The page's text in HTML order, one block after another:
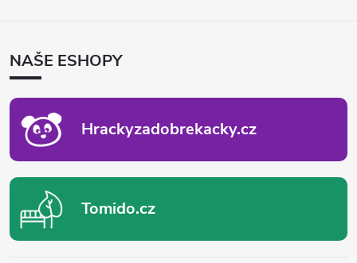
ANAŠE ESHOPY
Hrackyzadobrekacky.cz
Tomido.cz